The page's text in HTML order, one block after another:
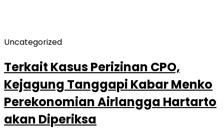
Uncategorized
Terkait Kasus Perizinan CPO,
Kejagung Tanggapi Kabar Menko
Perekonomian Airlangga Hartarto
akan Diperiksa